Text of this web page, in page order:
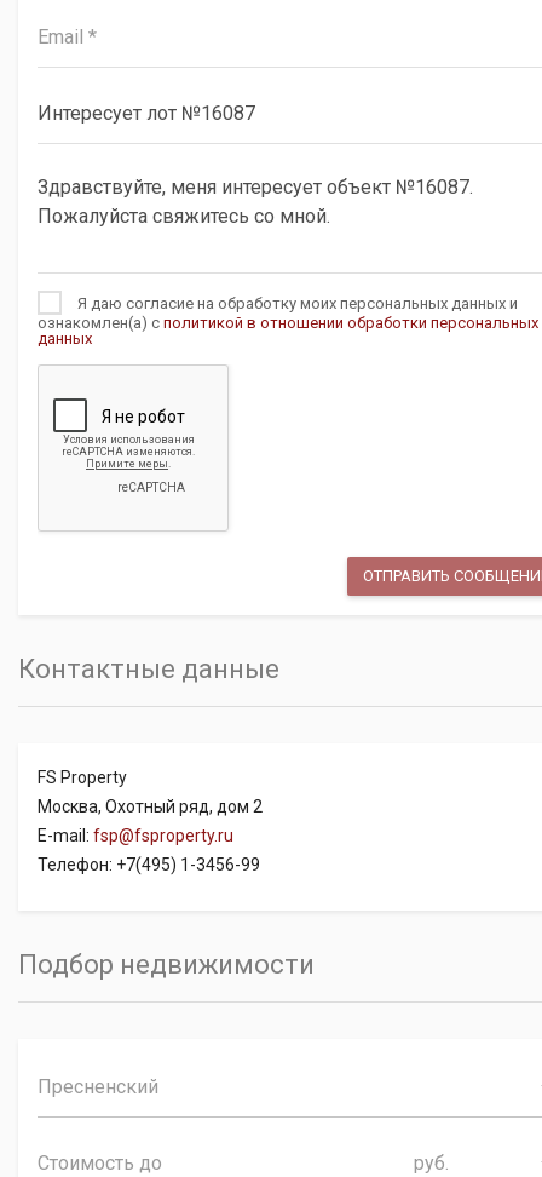
Я даю согласие на обработку моих персональных данных и
ознакомлен(а) с политикой в отношении обработки персональных
данных
Контактные данные
FS Property
Москва, Охотный ряд, дом 2
E-mail: fsp@fsproperty.ru
Телефон: +7(495) 1-3456-99
Подбор недвижимости
Пресненский
руб.